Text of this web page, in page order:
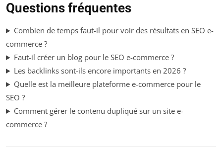
Questions fréquentes
Combien de temps faut-il pour voir des résultats en SEO e-
commerce ?
Faut-il créer un blog pour le SEO e-commerce ?
Les backlinks sont-ils encore importants en 2026 ?
Quelle est la meilleure plateforme e-commerce pour le
SEO ?
Comment gérer le contenu dupliqué sur un site e-
commerce ?